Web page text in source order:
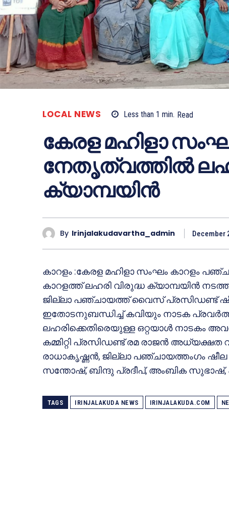
LOCAL NEWS Less than 1 min. Read
കേരള മഹിളാ
നേതൃത്വത്തിൽ
ക്യാമ്പയിൻ
By Irinjalakudavartha_admin December
കാറളം :കേരള മഹിളാ സംഘം കാറളം
കാറളത്ത് ലഹരി വിരുദ്ധ ക്യാമ്പയിൻ
ജില്ലാ പഞ്ചായത്ത് വൈസ് പ്രസിഡണ്ട്
ഇതോടനുബന്ധിച്ച് കവിയും നാടക
ലഹരിക്കെതിരെയുള്ള ഒറ്റയാൾ നാടകം
കമ്മിറ്റി പ്രസിഡണ്ട് രമ രാജൻ അധ്യക്ഷത
രാധാകൃഷ്ണൻ, ജില്ലാ പഞ്ചായത്തംഗം
സന്തോഷ്, ബിന്ദു പ്രദീപ്, അംബിക സുഭാഷ്,
TAGS IRINJALAKUDA NEWS IRINJALAKUDA.COM